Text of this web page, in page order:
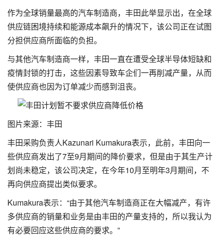
作为全球销量最高的汽车制造商，丰田此举显示出，在全球
供应链困境持续和能源成本飙升的情况下，该公司正在试图
分担供应商所面临的负担。
与其他汽车制造商一样，丰田一直在遭受全球半导体短缺和
疫情封锁的打击，这些因素导致车企们一再削减产量，从而
使供应商也因为订单减少而感到沮丧。
图片来源：丰田
丰田采购负责人Kazunari Kumakura表示，此前，丰田向一
些供应商发出了7至9月期间的降价要求，但是由于其生产计
划尚未稳定，该公司决定，在今年10月至明年3月期间，不
再向供应商提出类似要求。
Kumakura表示：“由于其他汽车制造商正在大幅减产，有许
多供应商的销量和业务是由丰田的产量支持的，所以我认为
有必要回应这些供应商的要求。”